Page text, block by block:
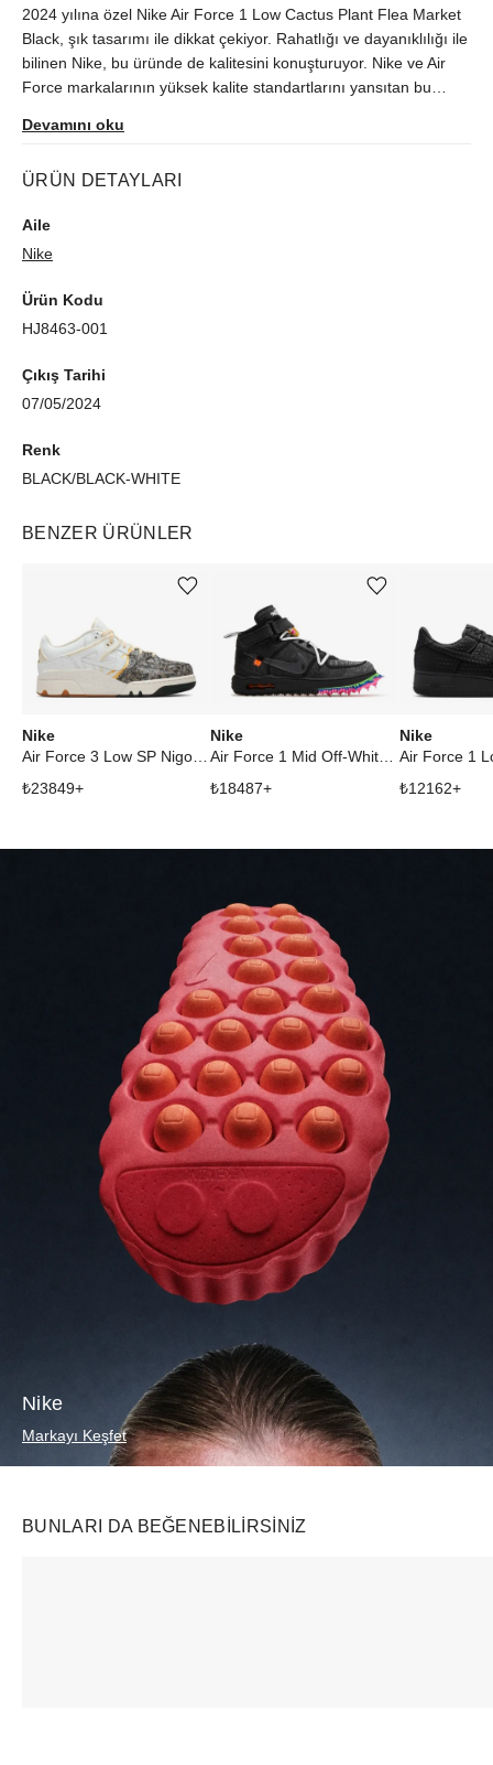
2024 yılına özel Nike Air Force 1 Low Cactus Plant Flea Market
Black, şık tasarımı ile dikkat çekiyor. Rahatlığı ve dayanıklılığı ile
bilinen Nike, bu üründe de kalitesini konuşturuyor. Nike ve Air
Force markalarının yüksek kalite standartlarını yansıtan bu
Devamını oku
ÜRÜN DETAYLARI
Aile
Nike
Ürün Kodu
HJ8463-001
Çıkış Tarihi
07/05/2024
Renk
BLACK/BLACK-WHITE
BENZER ÜRÜNLER
Nike
₺23849+
Ürünü istek listesine ekle veya listeden çıkar
Nike
₺18487+
Ürünü istek listesine ekle veya listeden çıkar
Nike
₺12162+
Nike
Markayı Keşfet
BUNLARI DA BEĞENEBILIRSINIZ